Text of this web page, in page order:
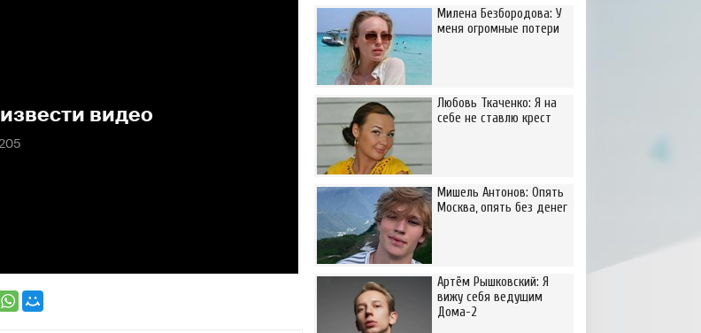
Милена Безбородова: У
меня огромные потери
Любовь Ткаченко: Я на
себе не ставлю крест
Мишель Антонов: Опять
Москва, опять без денег
Артём Рышковский: Я
вижу себя ведущим
Дома-2